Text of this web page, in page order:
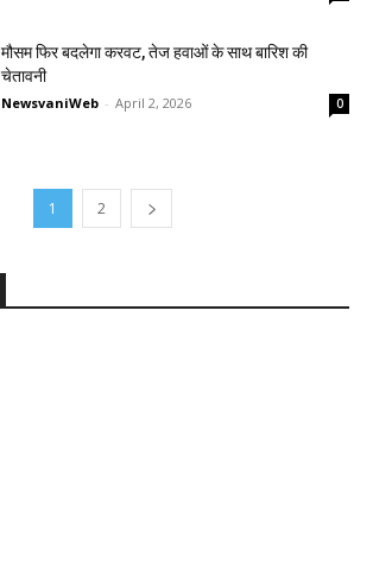
मौसम फिर बदलेगा करवट, तेज हवाओं के साथ बारिश की
चेतावनी
NewsvaniWeb - April 2, 2026 0
1 2